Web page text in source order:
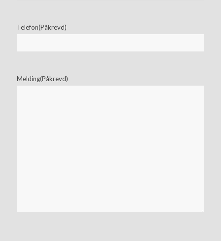
Telefon(Påkrevd)
Melding(Påkrevd)